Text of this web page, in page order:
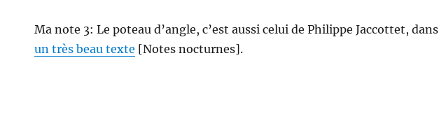
Ma note 3: Le poteau d’angle, c’est aussi celui de Philippe Jaccottet, dans
un très beau texte [Notes nocturnes].